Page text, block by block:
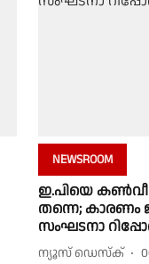
NEWSROOM
ഇ.പിയെ
തന്നെ; കാരണം
സംഘടനാ
ന്യൂസ് ഡെസ്ക്